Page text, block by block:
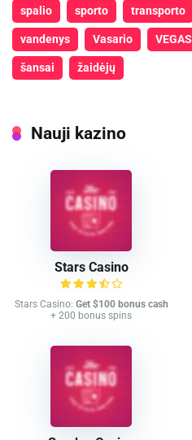
spalio sporto transporto
vandenys Vasario VEGAS
šansai žaidėjų
Nauji kazino
Stars Casino
Stars Casino: Get $100 bonus cash
+ 200 bonus spins